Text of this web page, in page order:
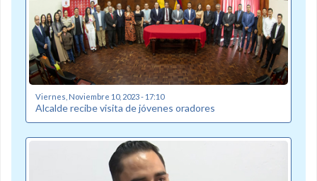
Viernes, Noviembre 10, 2023 - 17:10
Alcalde recibe visita de jóvenes oradores